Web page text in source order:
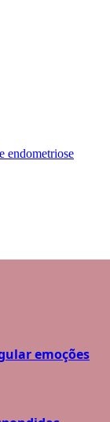
endometriose
emoções